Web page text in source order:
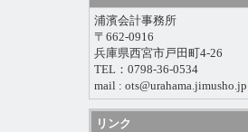
浦濱会計事務所
〒662-0916
兵庫県西宮市戸田町4-26
TEL：0798-36-0534
mail : ots@urahama.jimusho.jp
リンク